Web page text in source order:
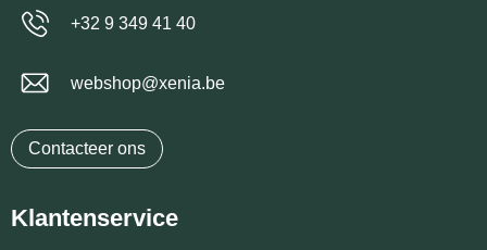
+32 9 349 41 40
webshop@xenia.be
Contacteer ons
Klantenservice